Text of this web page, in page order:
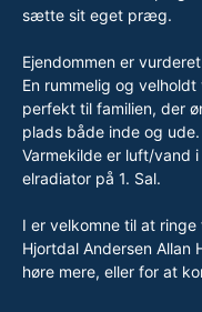
sætte sit eget præg.
Ejendommen er
En rummelig og
perfekt til familien, der
plads både inde og ude.
Varmekilde er luft/vand
elradiator på 1. Sal.
I er velkomne til at ringe
Hjortdal Andersen Allan
høre mere, eller for at